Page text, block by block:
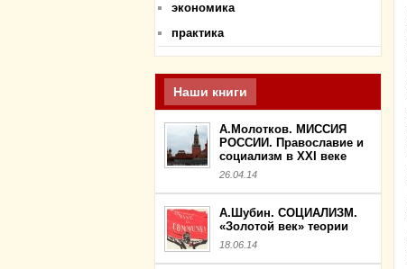
экономика
практика
Наши книги
А.Молотков. МИССИЯ
РОССИИ. Православие и
социализм в XXI веке
26.04.14
А.Шубин. СОЦИАЛИЗМ.
«Золотой век» теории
18.06.14